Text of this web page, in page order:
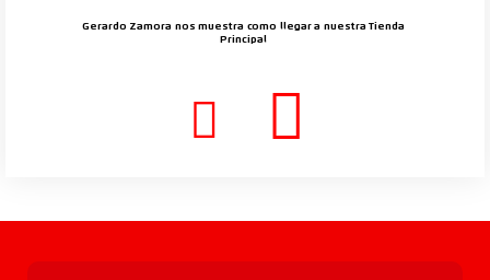
Gerardo Zamora nos muestra como llegar a nuestra Tienda
Principal